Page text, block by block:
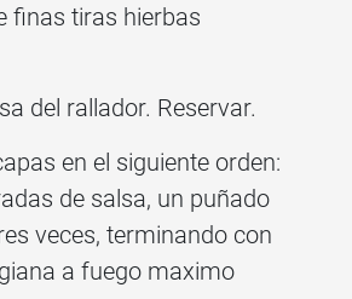
finas tiras hierbas
del rallador. Reservar.
en el siguiente orden:
de salsa, un puñado
veces, terminando con
a fuego maximo